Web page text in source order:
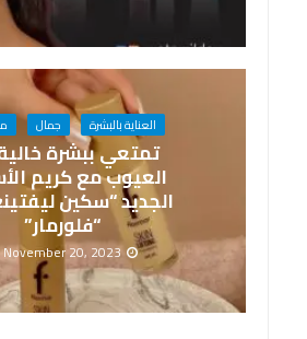
العناية بالبشرة جمال
تمتعي ببشرة
العيوب مع كريم
الجديد “سكين
“فلورمار”
November 20, 2023